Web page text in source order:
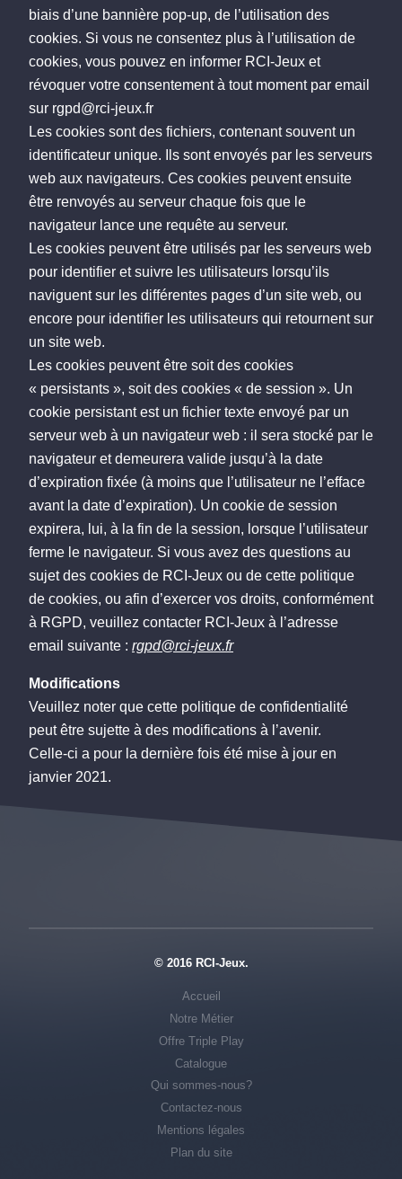
biais d’une bannière pop-up, de l’utilisation des
cookies. Si vous ne consentez plus à l’utilisation de
cookies, vous pouvez en informer RCI-Jeux et
révoquer votre consentement à tout moment par email
sur rgpd@rci-jeux.fr
Les cookies sont des fichiers, contenant souvent un
identificateur unique. Ils sont envoyés par les serveurs
web aux navigateurs. Ces cookies peuvent ensuite
être renvoyés au serveur chaque fois que le
navigateur lance une requête au serveur.
Les cookies peuvent être utilisés par les serveurs web
pour identifier et suivre les utilisateurs lorsqu’ils
naviguent sur les différentes pages d’un site web, ou
encore pour identifier les utilisateurs qui retournent sur
un site web.
Les cookies peuvent être soit des cookies
« persistants », soit des cookies « de session ». Un
cookie persistant est un fichier texte envoyé par un
serveur web à un navigateur web : il sera stocké par le
navigateur et demeurera valide jusqu’à la date
d’expiration fixée (à moins que l’utilisateur ne l’efface
avant la date d’expiration). Un cookie de session
expirera, lui, à la fin de la session, lorsque l’utilisateur
ferme le navigateur. Si vous avez des questions au
sujet des cookies de RCI-Jeux ou de cette politique
de cookies, ou afin d’exercer vos droits, conformément
à RGPD, veuillez contacter RCI-Jeux à l’adresse
email suivante : rgpd@rci-jeux.fr
Modifications
Veuillez noter que cette politique de confidentialité
peut être sujette à des modifications à l’avenir.
Celle-ci a pour la dernière fois été mise à jour en
janvier 2021.
© 2016 RCI-Jeux.
Accueil
Notre Métier
Offre Triple Play
Catalogue
Qui sommes-nous?
Contactez-nous
Mentions légales
Plan du site